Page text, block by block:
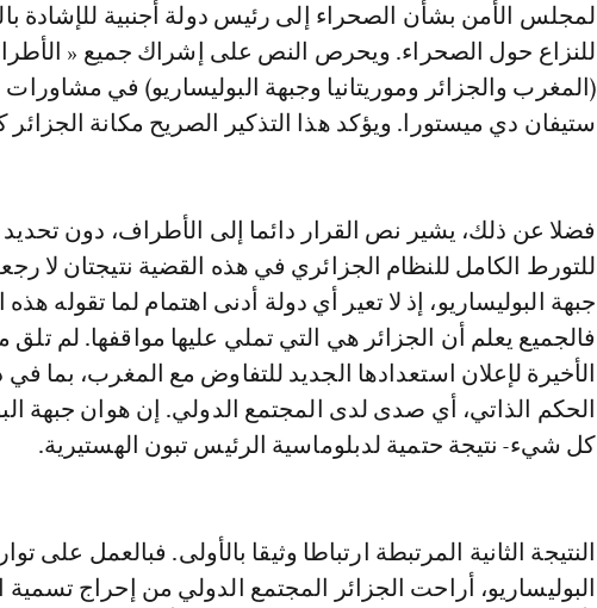
لمجلس الأمن بشأن الصحراء إلى رئيس دولة أجنبية للإشادة
للنزاع حول الصحراء. ويحرص النص على إشراك جميع «
(المغرب والجزائر وموريتانيا وجبهة البوليساريو) في
ستيفان دي ميستورا. ويؤكد هذا التذكير الصريح مكانة
فضلا عن ذلك، يشير نص القرار دائما إلى الأطراف، دون
للتورط الكامل للنظام الجزائري في هذه القضية نتيجتان لا
جبهة البوليساريو، إذ لا تعير أي دولة أدنى اهتمام لما تقوله هذه
فالجميع يعلم أن الجزائر هي التي تملي عليها مواقفها. لم تلق
الأخيرة لإعلان استعدادها الجديد للتفاوض مع المغرب، بما
الحكم الذاتي، أي صدى لدى المجتمع الدولي. إن هوان جبهة
كل شيء- نتيجة حتمية لدبلوماسية الرئيس تبون الهستيرية.
النتيجة الثانية المرتبطة ارتباطا وثيقا بالأولى. فبالعمل على
البوليساريو، أراحت الجزائر المجتمع الدولي من إحراج تسمية